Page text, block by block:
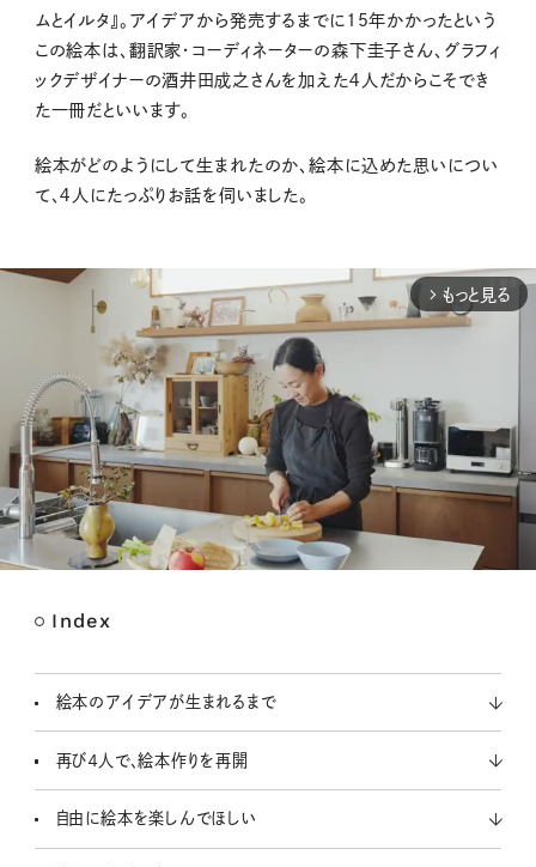
ムとイルタ』。アイデアから発売するまでに15年かかったという
この絵本は、翻訳家・コーディネーターの森下圭子さん、グラフィ
ックデザイナーの酒井田成之さんを加えた４人だからこそでき
た一冊だといいます。
絵本がどのようにして生まれたのか、絵本に込めた思いについ
て、４人にたっぷりお話を伺いました。
arrow_forward_ios もっと見る
Index
絵本のアイデアが生まれるまで
再び４人で、絵本作りを再開
自由に絵本を楽しんでほしい